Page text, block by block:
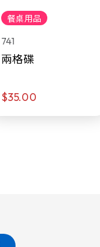
餐桌用品
741
兩格碟
$35.00